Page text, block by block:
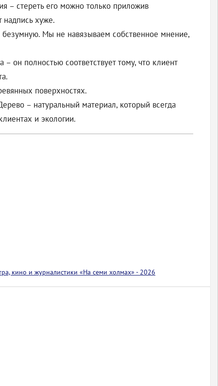
– стереть его можно только приложив
надпись хуже.
Мы не навязываем собственное мнение,
он полностью соответствует тому, что клиент
поверхностях.
– натуральный материал, который всегда
и экологии.
кино и журналистики «На семи холмах» - 2026